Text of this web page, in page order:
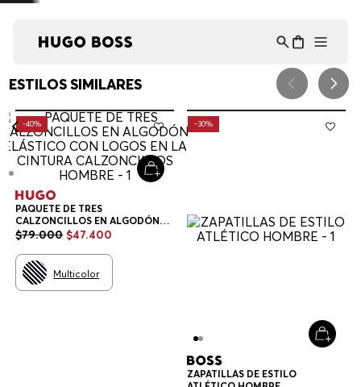
¡Lo sentimos! No encontramos esa página.
Verifique la dirección URL o explore
nuestra selección de productos a
continuación.
BOSS
Asistente Virtual
en línea ⋮